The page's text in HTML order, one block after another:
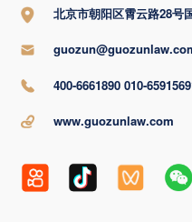
北京市朝阳区霄云路28号
400-6661890 010-
www.guozunlaw.com